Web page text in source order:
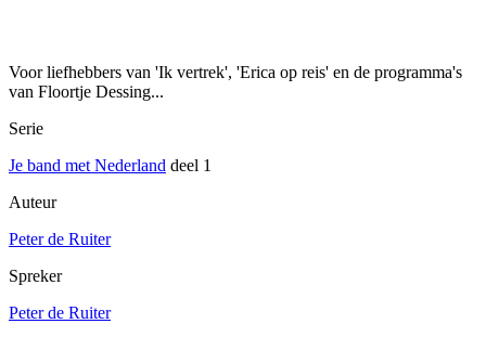
Voor liefhebbers van 'Ik vertrek', 'Erica op reis' en de programma's
van Floortje Dessing...
Serie
Je band met Nederland deel 1
Auteur
Peter de Ruiter
Spreker
Peter de Ruiter